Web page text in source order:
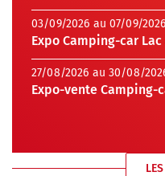
03/09/2026 au 07/09/2026
Expo Camping-car
27/08/2026 au 30/08/
Expo-vente Camping-